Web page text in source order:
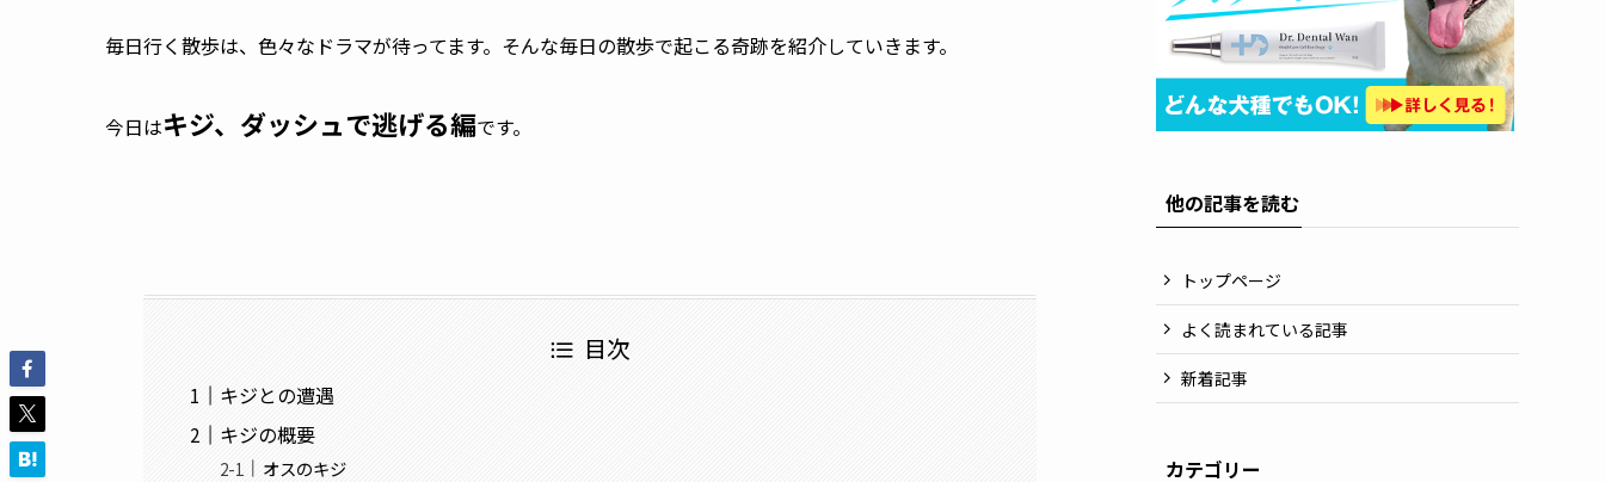
毎日行く散歩は、色々なドラマが待ってます。そんな毎日の散歩で起こる奇跡を紹介していきます。
今日はキジ、ダッシュで逃げる編です。
目次
キジとの遭遇
キジの概要
オスのキジ
他の記事を読む
トップページ
よく読まれている記事
新着記事
カテゴリー